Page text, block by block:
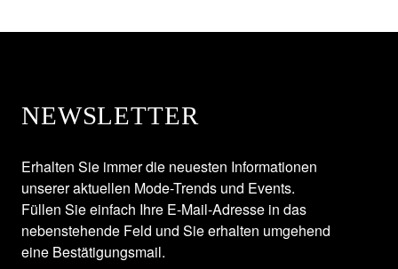
NEWSLETTER
Erhalten Sie immer die neuesten Informationen
unserer aktuellen Mode-Trends und Events.
Füllen Sie einfach Ihre E-Mail-Adresse in das
nebenstehende Feld und Sie erhalten umgehend
eine Bestätigungsmail.